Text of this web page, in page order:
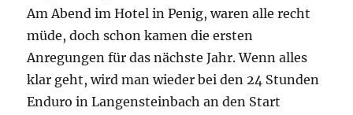
Am Abend im Hotel in Penig, waren alle recht
müde, doch schon kamen die ersten
Anregungen für das nächste Jahr. Wenn alles
klar geht, wird man wieder bei den 24 Stunden
Enduro in Langensteinbach an den Start